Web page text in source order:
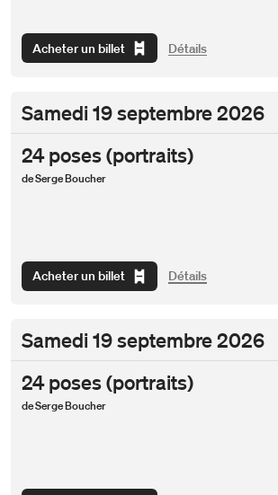
Acheter un billet Détails
Samedi 19 septembre 2026
24 poses (portraits)
de Serge Boucher
Acheter un billet Détails
Samedi 19 septembre 2026
24 poses (portraits)
de Serge Boucher